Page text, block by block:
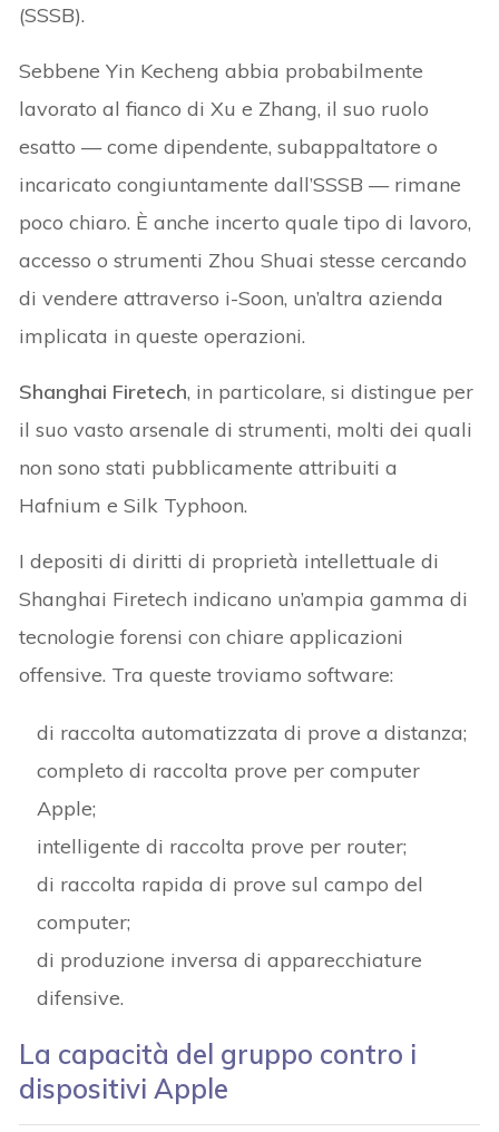
(SSSB).
Sebbene Yin Kecheng abbia probabilmente
lavorato al fianco di Xu e Zhang, il suo ruolo
esatto — come dipendente, subappaltatore o
incaricato congiuntamente dall’SSSB — rimane
poco chiaro. È anche incerto quale tipo di lavoro,
accesso o strumenti Zhou Shuai stesse cercando
di vendere attraverso i-Soon, un’altra azienda
implicata in queste operazioni.
Shanghai Firetech, in particolare, si distingue per
il suo vasto arsenale di strumenti, molti dei quali
non sono stati pubblicamente attribuiti a
Hafnium e Silk Typhoon.
I depositi di diritti di proprietà intellettuale di
Shanghai Firetech indicano un’ampia gamma di
tecnologie forensi con chiare applicazioni
offensive. Tra queste troviamo software:
di raccolta automatizzata di prove a distanza;
completo di raccolta prove per computer
Apple;
intelligente di raccolta prove per router;
di raccolta rapida di prove sul campo del
computer;
di produzione inversa di apparecchiature
difensive.
La capacità del gruppo contro i
dispositivi Apple